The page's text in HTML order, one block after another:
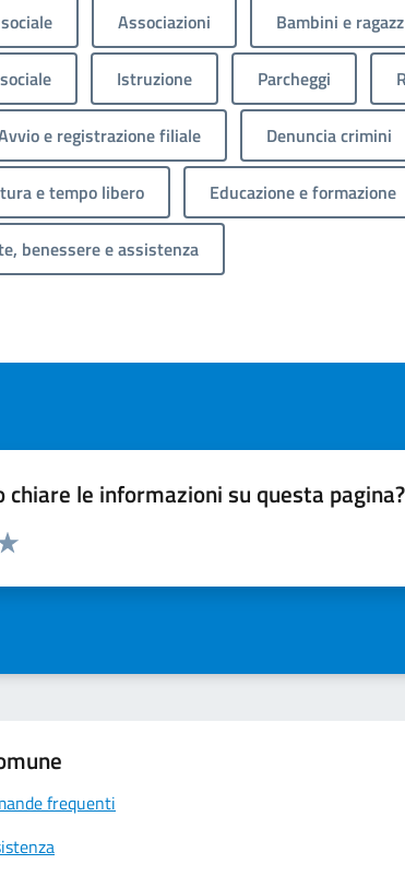
Associazioni Bambini e
Istruzione Parcheggi
e registrazione filiale Denuncia crimini
e tempo libero Educazione e formazione
benessere e assistenza
chiare le informazioni su questa pagina?
pagina
frequenti